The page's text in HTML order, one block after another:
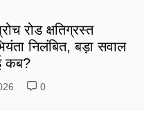
रोड क्षतिग्रस्त
निलंबित, बड़ा सवाल
कब?
0